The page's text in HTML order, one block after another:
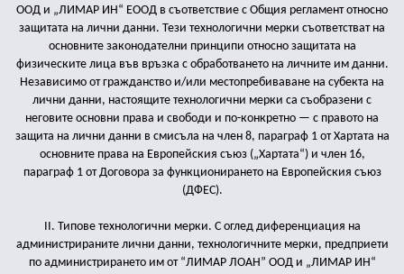
ООД и „ЛИМАР ИН“ ЕООД в съответствие с Общия регламент относно
защитата на лични данни. Тези технологични мерки съответстват на
основните законодателни принципи относно защитата на
физическите лица във връзка с обработването на личните им данни.
Независимо от гражданство и/или местопребиваване на субекта на
лични данни, настоящите технологични мерки са съобразени с
неговите основни права и свободи и по-конкретно — с правото на
защита на лични данни в смисъла на член 8, параграф 1 от Хартата на
основните права на Европейския съюз („Хартата“) и член 16,
параграф 1 от Договора за функционирането на Европейския съюз
(ДФЕС).
II. Типове технологични мерки. С оглед диференциация на
администрираните лични данни, технологичните мерки, предприети
по администрирането им от “ЛИМАР ЛОАН” ООД и „ЛИМАР ИН“